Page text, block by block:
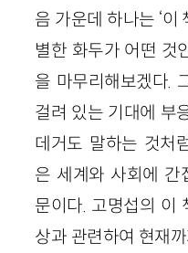
음 가운데 하나는 ‘
별한 화두가 어떤 것
을 마무리해보겠다.
걸려 있는 기대에 부
데거도 말하는 것처
은 세계와 사회에 간
문이다. 고명섭의 이
상과 관련하여 현재